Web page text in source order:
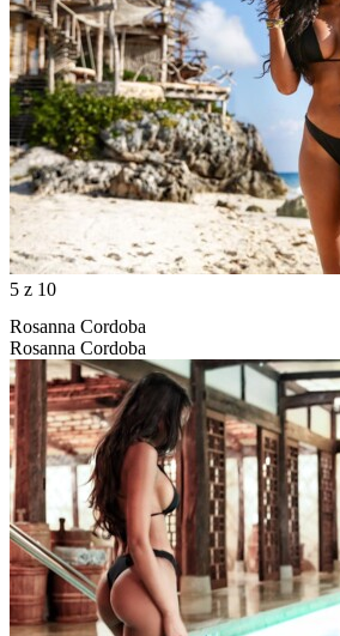
5 z 10
Rosanna Cordoba
Rosanna Cordoba